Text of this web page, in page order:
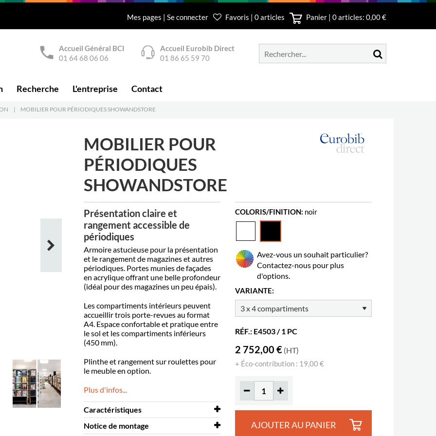
Mes pages | Se connecter Favoris | 0 articles Panier | 0articles: 0,00 €
Accueil Général BCI
01 64 68 06 06
Accueil Eurobib Direct
01 86 65 59 70
Recherche L'entreprise Contact
| MOBILIER POUR PÉRIODIQUES SHOWANDSTORE
MOBILIER POUR
PÉRIODIQUES
SHOWANDSTORE
Présentation claire et
rangement accessible de
périodiques
Armoire astucieuse pour la présentation
et le rangement de magazines et autres
périodiques. Portes munies de façades
en acrylique offrant une belle profondeur
(idéal pour des magazines un peu épais).
Les compartiments intérieurs peuvent
accueillir trois porte-revues au format
A4. Espace confortable et pratique entre
le sol et les compartiments inférieurs
(450 mm).
Plinthe et rangement sur roulettes pour
le meuble en option.
Plus d'infos...
Caractéristiques
Largeur 930 mm
Notice de montage
COLORIS/FINITION: noir
Avez-vous un souhait particulier?
Contactez-nous pour plus
d'options.
VARIANTE:
RÉF.: E4503 / 1 PC
2 752,00 € (HT)
+ Éco-contribution : 19,00 €
AJOUTER AU PANIER